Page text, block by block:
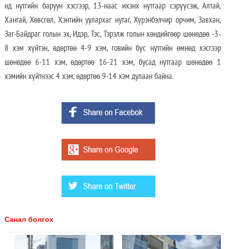
нд нутгийн баруун хэсгээр, 13-наас ихэнх нутгаар сэрүүсэж, Алтай,
Хангай, Хөвсгөл, Хэнтийн уулархаг нутаг, Хүрэнбэлчир орчим, Завхан,
Заг-Байдраг голын эх, Идэр, Тэс, Тэрэлж голын хөндийгөөр шөнөдөө -3-
8 хэм хүйтэн, өдөртөө 4-9 хэм, говийн бүс нутгийн өмнөд хэсгээр
шөнөдөө 6-11 хэм, өдөртөө 16-21 хэм, бусад нутгаар шөнөдөө 1
хэмийн хүйтнээс 4 хэм, өдөртөө 9-14 хэм дулаан байна.
Санал болгох